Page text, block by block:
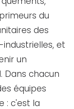
du
des
et
un
Dans chacun
équipes
: c'est la